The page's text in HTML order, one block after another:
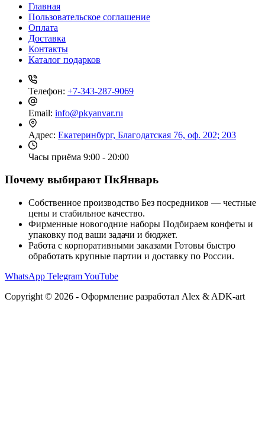
Главная
Пользовательское соглашение
Оплата
Доставка
Контакты
Каталог подарков
Телефон: +7-343-287-9069
Email: info@pkyanvar.ru
Адрес: Екатеринбург, Благодатская 76, оф. 202; 203
Часы приёма 9:00 - 20:00
Почему выбирают ПкЯнварь
Собственное производство Без посредников — честные
цены и стабильное качество.
Фирменные новогодние наборы Подбираем конфеты и
упаковку под ваши задачи и бюджет.
Работа с корпоративными заказами Готовы быстро
обработать крупные партии и доставку по России.
WhatsApp TelegramYouTube
Copyright © 2026 - Оформление разработал Alex & ADK-art